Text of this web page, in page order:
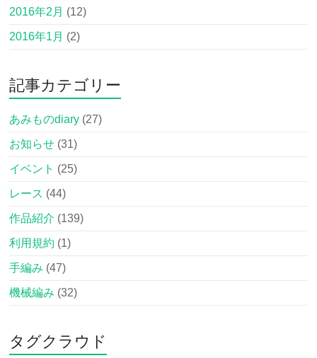
2016年2月 (12)
2016年1月 (2)
記事カテゴリー
あみものdiary (27)
お知らせ (31)
イベント (25)
レース (44)
作品紹介 (139)
利用規約 (1)
手編み (47)
機械編み (32)
タグクラウド